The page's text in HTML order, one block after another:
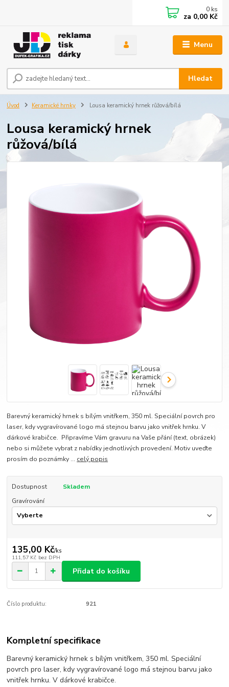
Menu
Hledat
0 ks
za 0,00 Kč
Úvod Keramické hrnky Lousa keramický hrnek růžová/bílá
Lousa keramický hrnek
růžová/bílá
Barevný keramický hrnek s bílým vnitřkem, 350 ml. Speciální povrch pro
laser, kdy vygravírované logo má stejnou barvu jako vnitřek hrnku. V
dárkové krabičce. Připravíme Vám gravuru na Vaše přání (text, obrázek)
nebo si můžete vybrat z nabídky jednotlivých provedení. Motiv uveďte
prosím do poznámky ... celý popis
Dostupnost
Skladem
Gravírování
135,00 Kč/ks
111,57 Kč bez DPH
Přidat do košíku
Číslo produktu: 921
Kompletní specifikace
Barevný keramický hrnek s bílým vnitřkem, 350 ml. Speciální
povrch pro laser, kdy vygravírované logo má stejnou barvu jako
vnitřek hrnku. V dárkové krabičce.